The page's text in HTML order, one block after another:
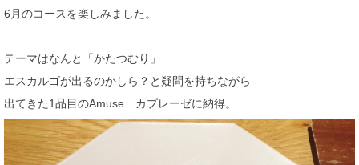
6月のコースを楽しみました。
テーマはなんと「かたつむり」
エスカルゴが出るのかしら？と疑問を持ちながら
出てきた1品目のAmuse カプレーゼに納得。